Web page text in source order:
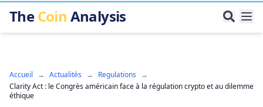
TheCoin Analysis
Accueil → Actualités → Regulations
→
Clarity Act : le Congrès américain face à la régulation crypto et au dilemme
éthique